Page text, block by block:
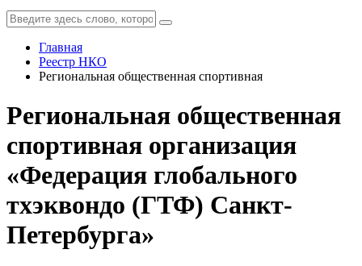
Главная
Реестр НКО
Региональная общественная спортивная
Региональная общественная
спортивная организация
«Федерация глобального
тхэквондо (ГТФ) Санкт-
Петербурга»